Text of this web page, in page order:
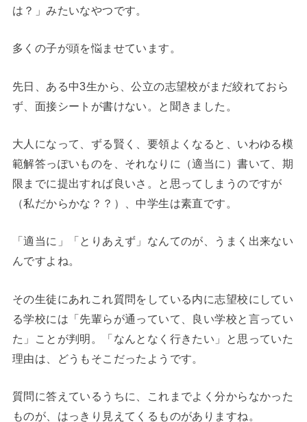
は？」みたいなやつです。
多くの子が頭を悩ませています。
先日、ある中3生から、公立の志望校がまだ絞れておら
ず、面接シートが書けない。と聞きました。
大人になって、ずる賢く、要領よくなると、いわゆる模
範解答っぽいものを、それなりに（適当に）書いて、期
限までに提出すれば良いさ。と思ってしまうのですが
（私だからかな？？）、中学生は素直です。
「適当に」「とりあえず」なんてのが、うまく出来ない
んですよね。
その生徒にあれこれ質問をしている内に志望校にしてい
る学校には「先輩らが通っていて、良い学校と言ってい
た」ことが判明。「なんとなく行きたい」と思っていた
理由は、どうもそこだったようです。
質問に答えているうちに、これまでよく分からなかった
ものが、はっきり見えてくるものがありますね。